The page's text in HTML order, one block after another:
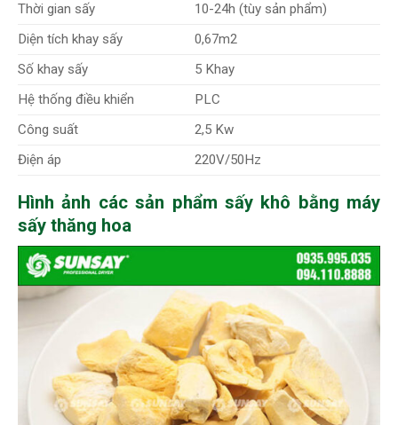
Thời gian sấy
10-24h (tùy sản phẩm)
Diện tích khay sấy
0,67m2
Số khay sấy
5 Khay
Hệ thống điều khiển
PLC
Công suất
2,5 Kw
Điện áp
220V/50Hz
Hình ảnh các sản phẩm sấy khô bằng máy
sấy thăng hoa